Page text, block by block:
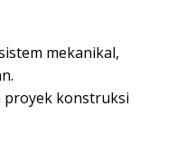
mekanikal,
proyek konstruksi